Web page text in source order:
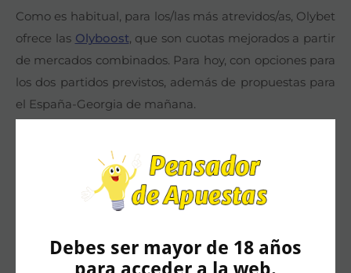
Debes ser mayor de 18 años
Como es habitual, para los/las más atrevidos/as, Olybet
ofrece las Olyboost, que son cuotas mejorados a partir
de mercados combinados. Para hoy, con opciones para
los dos partidos previstos, además de propuestas para
el España-Georgia de mañana.
Juega con responsabilidad y solo si eres mayor